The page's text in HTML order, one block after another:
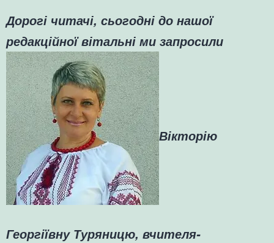
Дорогі читачі, сьогодні до нашої
редакційної вітальні ми запросили
Вікторію
Георгіївну Туряницю, вчителя-